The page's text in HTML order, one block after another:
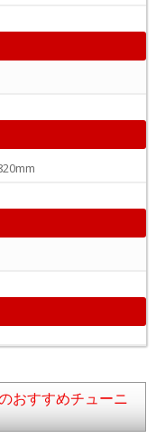
おすすめチューニ